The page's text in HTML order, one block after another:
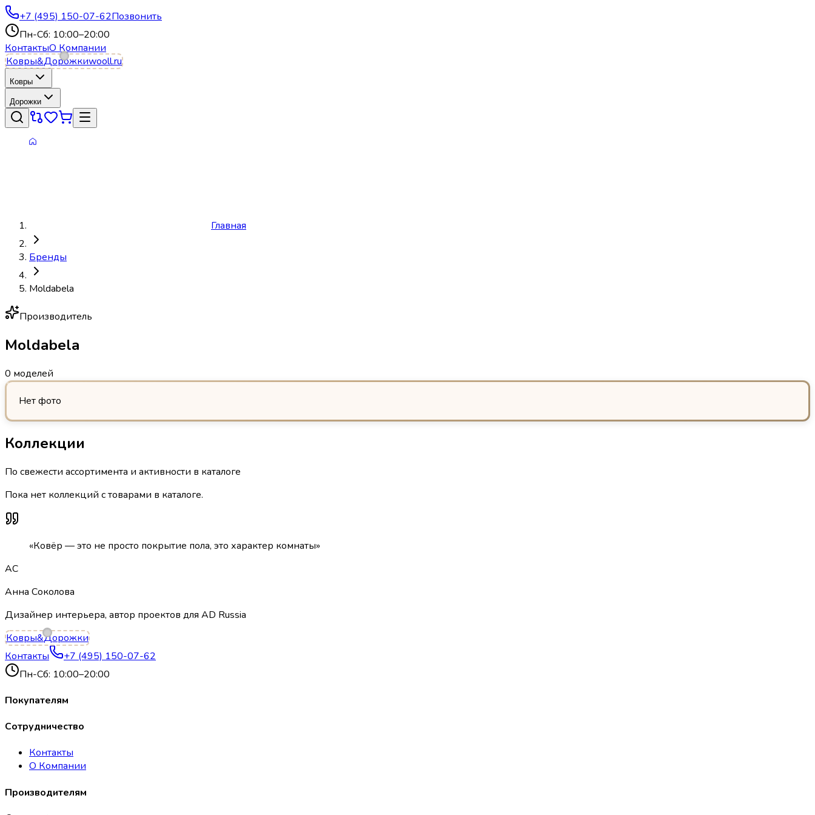
+7 (495) 150-07-62Позвонить
Пн-Сб: 10:00–20:00
КонтактыО Компании
Ковры&Дорожкиwooll.ru
Ковры
Дорожки
Главная
Бренды
Moldabela
Производитель
Moldabela
0 моделей
Нет фото
Коллекции
По свежести ассортимента и активности в каталоге
Пока нет коллекций с товарами в каталоге.
«Ковёр — это не просто покрытие пола, это характер комнаты»
АС
Анна Соколова
Дизайнер интерьера, автор проектов для AD Russia
Ковры&Дорожки
Контакты
+7 (495) 150-07-62
Пн-Сб: 10:00–20:00
Покупателям
Сотрудничество
Контакты
О Компании
Производителям